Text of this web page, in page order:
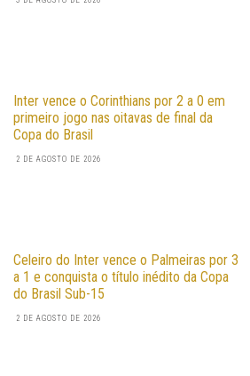
Inter vence o Corinthians por 2 a 0 em
primeiro jogo nas oitavas de final da
Copa do Brasil
2 DE AGOSTO DE 2026
Celeiro do Inter vence o Palmeiras por 3
a 1 e conquista o título inédito da Copa
do Brasil Sub-15
2 DE AGOSTO DE 2026